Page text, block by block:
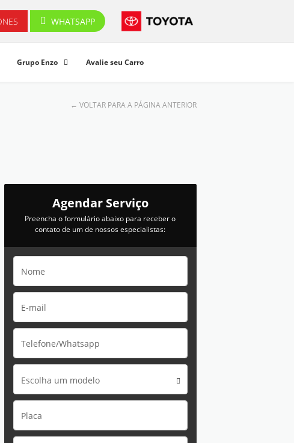
WHATSAPP
Grupo Enzo Avalie seu Carro
← VOLTAR PARA A PÁGINA ANTERIOR
Agendar Serviço
Preencha o formulário abaixo para receber o
contato de um de nossos especialistas:
Escolha um modelo